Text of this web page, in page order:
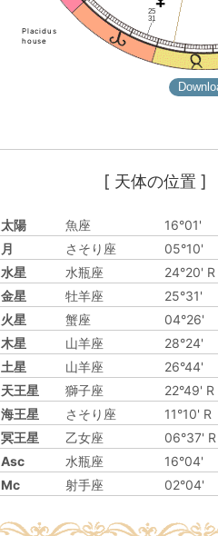
Placidus
house
25
31
[ 天体の位置 ]
太陽 魚座
16°01'
月
さそり座
05°10'
水星
水瓶座
24°20' R
金星
牡羊座
25°31'
火星
蟹座
04°26'
木星
山羊座
28°24'
土星
山羊座
26°44'
天王星
獅子座
22°49' R
海王星
さそり座
11°10' R
冥王星
乙女座
06°37' R
Asc
水瓶座
16°04'
Mc
射手座 02°04'